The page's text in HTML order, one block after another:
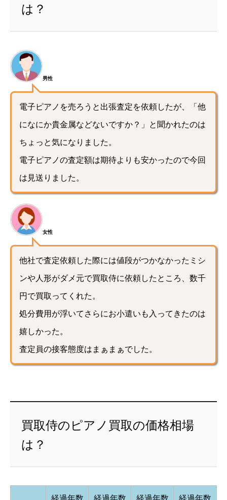
は？
男性
電子ピアノを売ろうと出張査定を依頼したが、「他
になにか貴金属などないですか？」と聞かれたのは
ちょっと気になりました。
電子ピアノの査定額は期待よりも安かったので今回
は見送りました。
女性
他社で査定依頼した際には値段がつかなかったミシ
ンや人形がダメ元で買取侍に依頼したところ、数千
円で買取ってくれた。
処分費用が浮いてさらにお小遣いも入ってきたのは
嬉しかった。
査定員の接客態度はまぁまぁでした。
買取侍のピアノ買取の価格相場
は？
経過年数 経過年数 経過年数 経過年数